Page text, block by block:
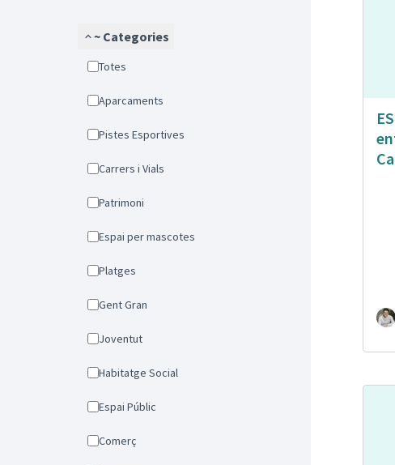
~ Categories
Totes
Aparcaments
Pistes Esportives
Carrers i Vials
Patrimoni
Espai per mascotes
Platges
Gent Gran
Joventut
Habitatge Social
Espai Públic
Comerç